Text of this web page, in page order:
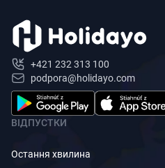
+421 232 313 100
podpora@holidayo.com
ВІДПУСТКИ
Остання хвилина